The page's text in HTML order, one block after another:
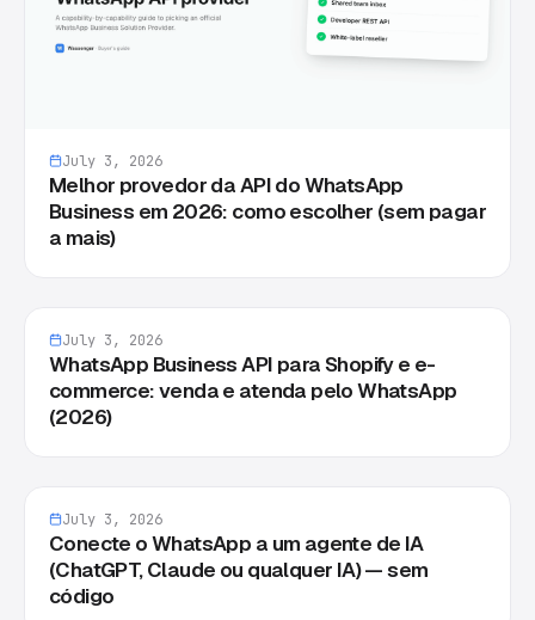
July 3, 2026
Melhor provedor da API do WhatsApp
Business em 2026: como escolher (sem pagar
a mais)
July 3, 2026
WhatsApp Business API para Shopify e e-
commerce: venda e atenda pelo WhatsApp
(2026)
July 3, 2026
Conecte o WhatsApp a um agente de IA
(ChatGPT, Claude ou qualquer IA) — sem
código